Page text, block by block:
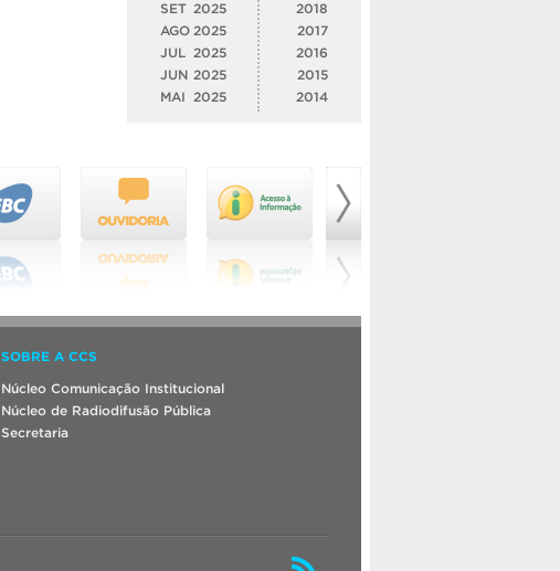
SET 2025
AGO 2025
JUL
2025
JUN 2025
MAI
2025
2018
2017
2016
2015
2014
SOBRE A CCS
Núcleo Comunicação Institucional
Núcleo de Radiodifusão Pública
Secretaria